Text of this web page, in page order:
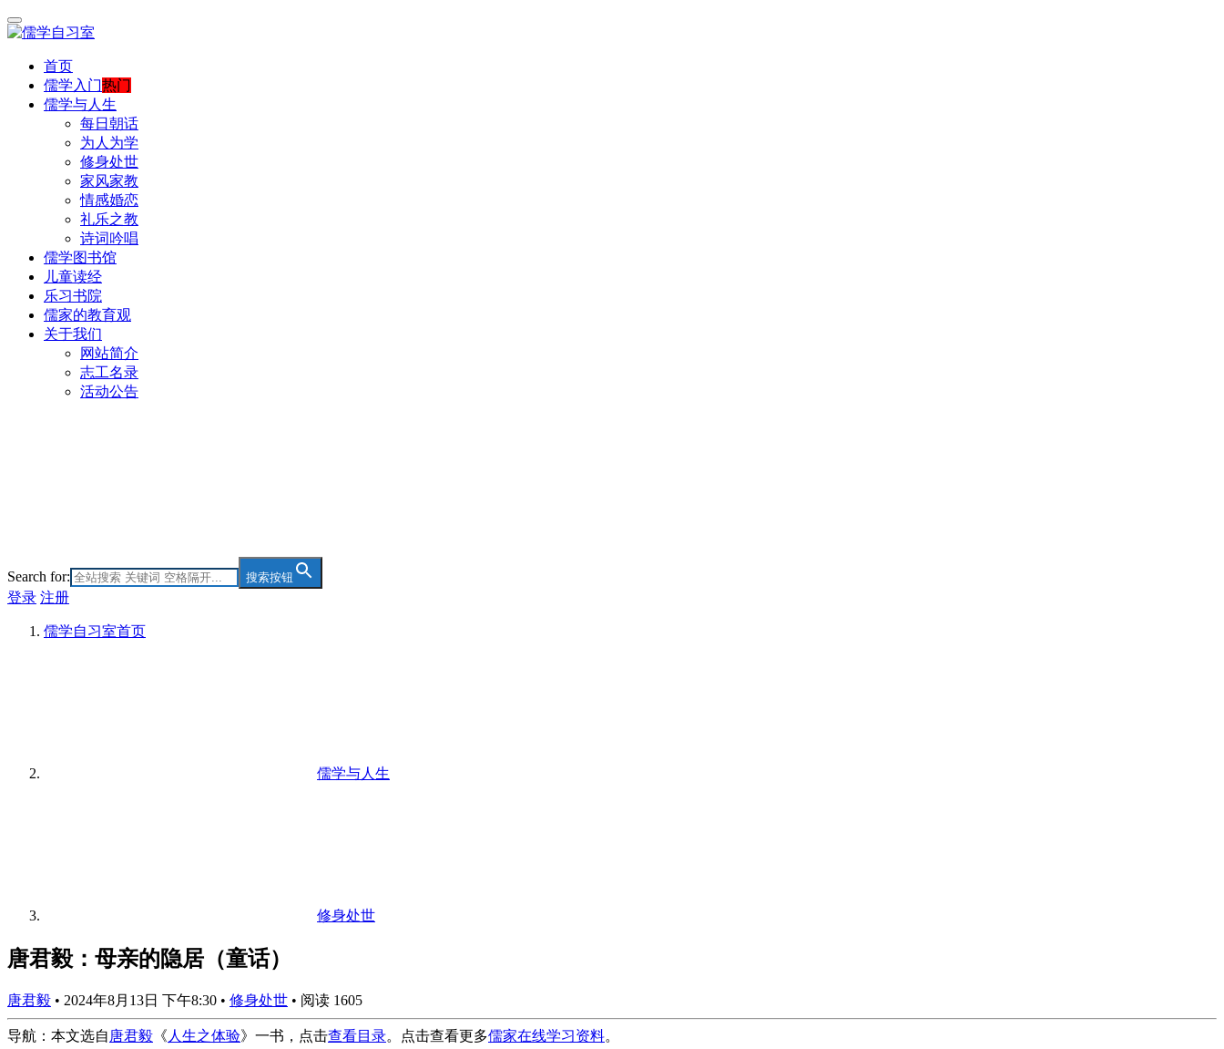
首页
儒学入门热门
儒学与人生
每日朝话
为人为学
修身处世
家风家教
情感婚恋
礼乐之教
诗词吟唱
儒学图书馆
儿童读经
乐习书院
儒家的教育观
关于我们
网站简介
志工名录
活动公告
Search for: 搜索按钮
登录 注册
儒学自习室首页
儒学与人生
修身处世
唐君毅：母亲的隐居（童话）
唐君毅 • 2024年8月13日 下午8:30 • 修身处世 • 阅读 1605
导航：本文选自 唐君毅 《 人生之体验》一书，点击查看目录。点击查看更多儒家在线学习资料。